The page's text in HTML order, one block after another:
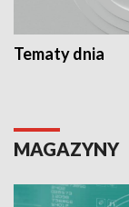
Tematy dnia
MAGAZYNY